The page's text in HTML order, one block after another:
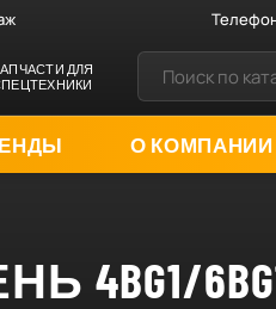
ДЛЯ
О КОМПАНИИ
4BG1/6BG1